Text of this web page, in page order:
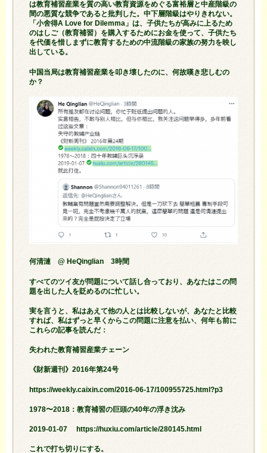
は教育補習産業を質の高い教育資源をめぐる富裕層と中産階級の
間の悪質な競争であると批判した。中下層階級はやりきれない。
「小舍得A Love for Dilemma」は、子供たちが高みに上るため
のはしご（教育補習）を購入するためにお金を使って、子供たち
を代価を惜しまずに教育するための中流階級の家族の努力を映し
出している。
中国当局は教育補習産業を叩き壊したのに、何故嘆き悲しむの
か？
何清漣 @ HeQinglian 3時間
すべてのツイ友が問題について話し合っており、あなたはこの問
題を出した人を貶めるのに忙しい。
実を言うと、私はあえて他の人とは比較しないが、あなたと比較
すれば、私はずっと早くからこの問題に注意を払い、何年も前に
これらの記事を読んだ：
失われた教育補習産業チェーン
《財新週刊》2016年第24号
https://weekly.caixin.com/2016-06-17/100955725.html?p3
1978〜2018：教育補習の巨頭の40年の浮き沈み
2019-01-07 https://huxiu.com/article/280145.html
これで打ち切りにする。